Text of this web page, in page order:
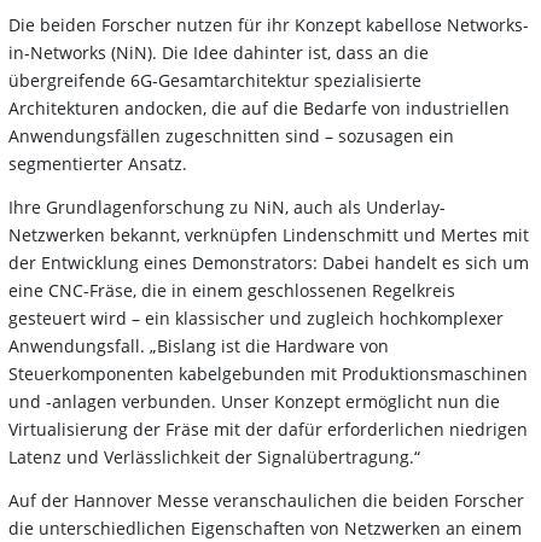
Die beiden Forscher nutzen für ihr Konzept kabellose Networks-
in-Networks (NiN). Die Idee dahinter ist, dass an die
übergreifende 6G-Gesamtarchitektur spezialisierte
Architekturen andocken, die auf die Bedarfe von industriellen
Anwendungsfällen zugeschnitten sind – sozusagen ein
segmentierter Ansatz.
Ihre Grundlagenforschung zu NiN, auch als Underlay-
Netzwerken bekannt, verknüpfen Lindenschmitt und Mertes mit
der Entwicklung eines Demonstrators: Dabei handelt es sich um
eine CNC-Fräse, die in einem geschlossenen Regelkreis
gesteuert wird – ein klassischer und zugleich hochkomplexer
Anwendungsfall. „Bislang ist die Hardware von
Steuerkomponenten kabelgebunden mit Produktionsmaschinen
und -anlagen verbunden. Unser Konzept ermöglicht nun die
Virtualisierung der Fräse mit der dafür erforderlichen niedrigen
Latenz und Verlässlichkeit der Signalübertragung.“
Auf der Hannover Messe veranschaulichen die beiden Forscher
die unterschiedlichen Eigenschaften von Netzwerken an einem